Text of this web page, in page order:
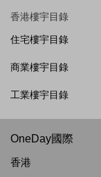
香港樓宇目錄
住宅樓宇目錄
商業樓宇目錄
工業樓宇目錄
OneDay國際
香港